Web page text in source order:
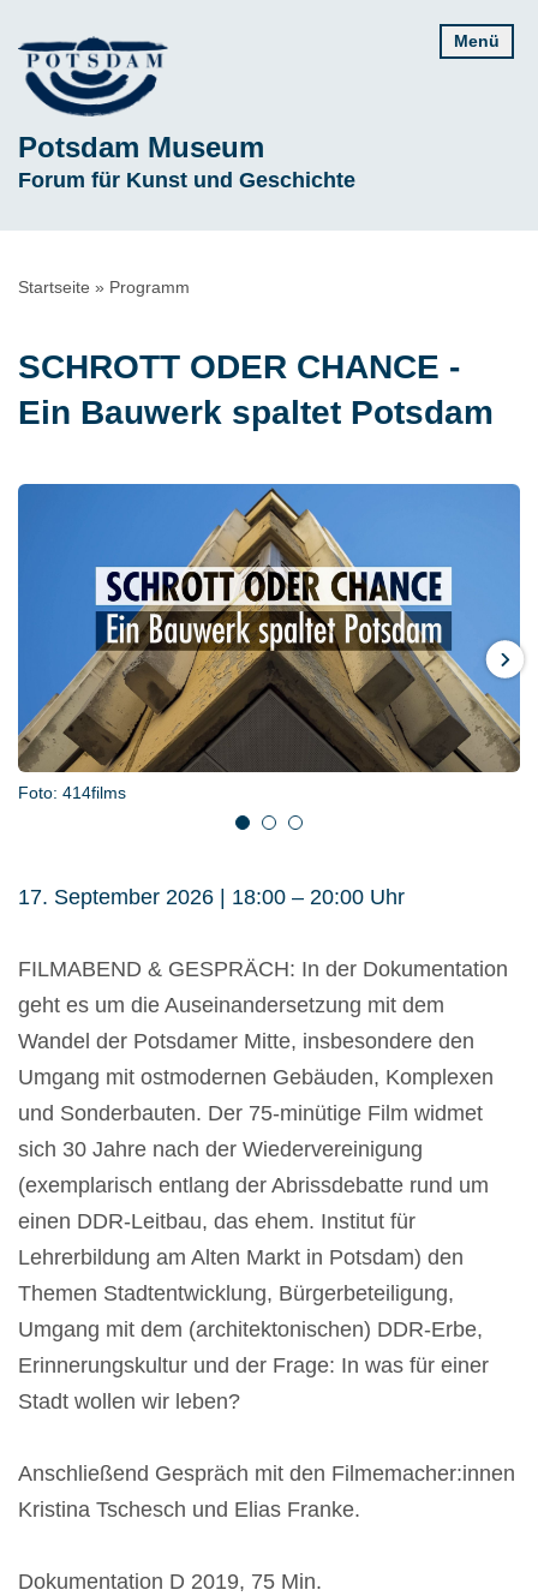
zum
Inhalt
Potsdam Museum
Subline
Forum für Kunst und Geschichte
Menü
Pfadnavigation
Startseite Programm
SCHROTT ODER CHANCE -
Ein Bauwerk spaltet Potsdam
Foto: 414films
Foto: Manuela Clemens
Foto: 414films
Weiter
1 2
17. September 2026 | 18:00 – 20:00 Uhr
FILMABEND & GESPRÄCH: In der Dokumentation
geht es um die Auseinandersetzung mit dem
Wandel der Potsdamer Mitte, insbesondere den
Umgang mit ostmodernen Gebäuden, Komplexen
und Sonderbauten. Der 75-minütige Film widmet
sich 30 Jahre nach der Wiedervereinigung
(exemplarisch entlang der Abrissdebatte rund um
einen DDR-Leitbau, das ehem. Institut für
Lehrerbildung am Alten Markt in Potsdam) den
Themen Stadtentwicklung, Bürgerbeteiligung,
Umgang mit dem (architektonischen) DDR-Erbe,
Erinnerungskultur und der Frage: In was für einer
Stadt wollen wir leben?
Anschließend Gespräch mit den Filmemacher:innen
Kristina Tschesch und Elias Franke.
Dokumentation D 2019, 75 Min.